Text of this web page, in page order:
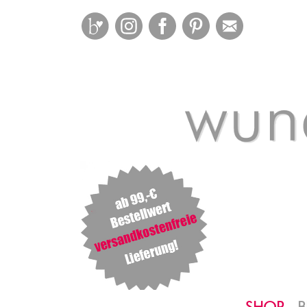
BloglovinInstagramFacebookPinterest